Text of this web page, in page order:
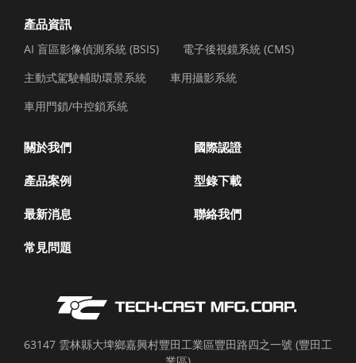
產品資訊
AI 盲區影像偵測系統 (BSIS)
電子後視鏡系統 (CMS)
主動式駕駛輔助環景系統
車用攝影系統
車用門鎖/中控鎖系統
關於我們 國際認證
產品案例 型錄下載
最新消息 聯絡我們
常見問題
63147 雲林縣大埤鄉嘉興村豐田工業區豐田路四之一號 (豐田工